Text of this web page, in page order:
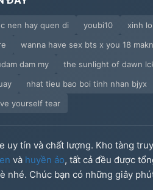
nen hay quen di youbi10 xinh
wanna have sex bts x you 18
dam my the sunlight of dawn
nhat tieu bao boi tinh nhan bjyx
yourself tear
uy tín và chất lượng. Kho tàng
và huyền ảo, tất cả đều được
nhé. Chúc bạn có những giây